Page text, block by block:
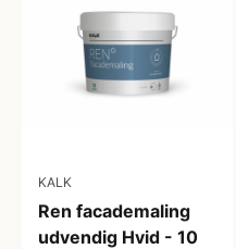
KALK
Ren facademaling
udvendig Hvid - 10